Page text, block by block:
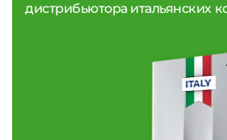
дистрибьютора итальянских